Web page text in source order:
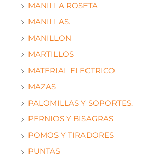
MANILLA ROSETA
MANILLAS.
MANILLON
MARTILLOS
MATERIAL ELECTRICO
MAZAS
PALOMILLAS Y SOPORTES.
PERNIOS Y BISAGRAS
POMOS Y TIRADORES
PUNTAS